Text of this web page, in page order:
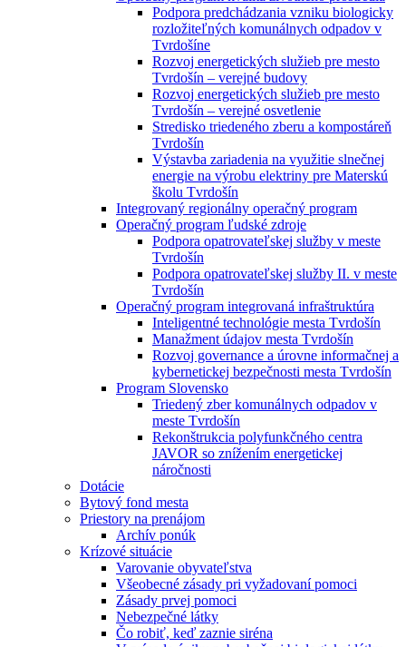
Podpora predchádzania vzniku biologicky
rozložiteľných komunálnych odpadov v
Tvrdošíne
Rozvoj energetických služieb pre mesto
Tvrdošín – verejné budovy
Rozvoj energetických služieb pre mesto
Tvrdošín – verejné osvetlenie
Stredisko triedeného zberu a kompostáreň
Tvrdošín
Výstavba zariadenia na využitie slnečnej
energie na výrobu elektriny pre Materskú
školu Tvrdošín
Integrovaný regionálny operačný program
Operačný program ľudské zdroje
Podpora opatrovateľskej služby v meste
Tvrdošín
Podpora opatrovateľskej služby II. v meste
Tvrdošín
Operačný program integrovaná infraštruktúra
Inteligentné technológie mesta Tvrdošín
Manažment údajov mesta Tvrdošín
Rozvoj governance a úrovne informačnej a
kybernetickej bezpečnosti mesta Tvrdošín
Program Slovensko
Triedený zber komunálnych odpadov v
meste Tvrdošín
Rekonštrukcia polyfunkčného centra
JAVOR so znížením energetickej
náročnosti
Dotácie
Bytový fond mesta
Priestory na prenájom
Archív ponúk
Krízové situácie
Varovanie obyvateľstva
Všeobecné zásady pri vyžadovaní pomoci
Zásady prvej pomoci
Nebezpečné látky
Čo robiť, keď zaznie siréna